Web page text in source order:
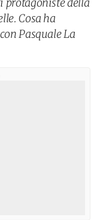
Cosa ha
Pasquale La